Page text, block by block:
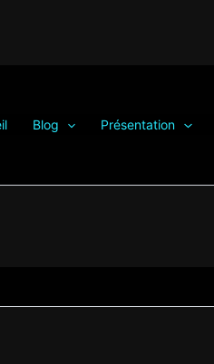
Blog Présentation